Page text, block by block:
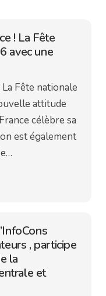
! La Fête
avec une
Fête nationale
attitude
célèbre sa
est également
, participe
la
et